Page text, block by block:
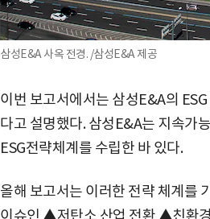
삼성E&A 사옥 전경. /삼성E&A 제공
이번 보고서에서는 삼성E&A의
다고 설명했다. 삼성E&A는 지속가
ESG전략체계를 수립한 바 있다.
올해 보고서는 이러한 전략 체계를
이슈인 ▲저탄소 산업 전환 ▲친환